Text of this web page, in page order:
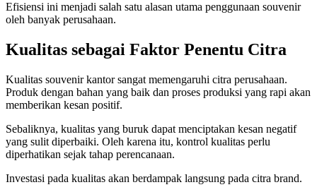
Efisiensi ini menjadi salah satu alasan utama penggunaan souvenir
oleh banyak perusahaan.
Kualitas sebagai Faktor Penentu Citra
Kualitas souvenir kantor sangat memengaruhi citra perusahaan.
Produk dengan bahan yang baik dan proses produksi yang rapi akan
memberikan kesan positif.
Sebaliknya, kualitas yang buruk dapat menciptakan kesan negatif
yang sulit diperbaiki. Oleh karena itu, kontrol kualitas perlu
diperhatikan sejak tahap perencanaan.
Investasi pada kualitas akan berdampak langsung pada citra brand.